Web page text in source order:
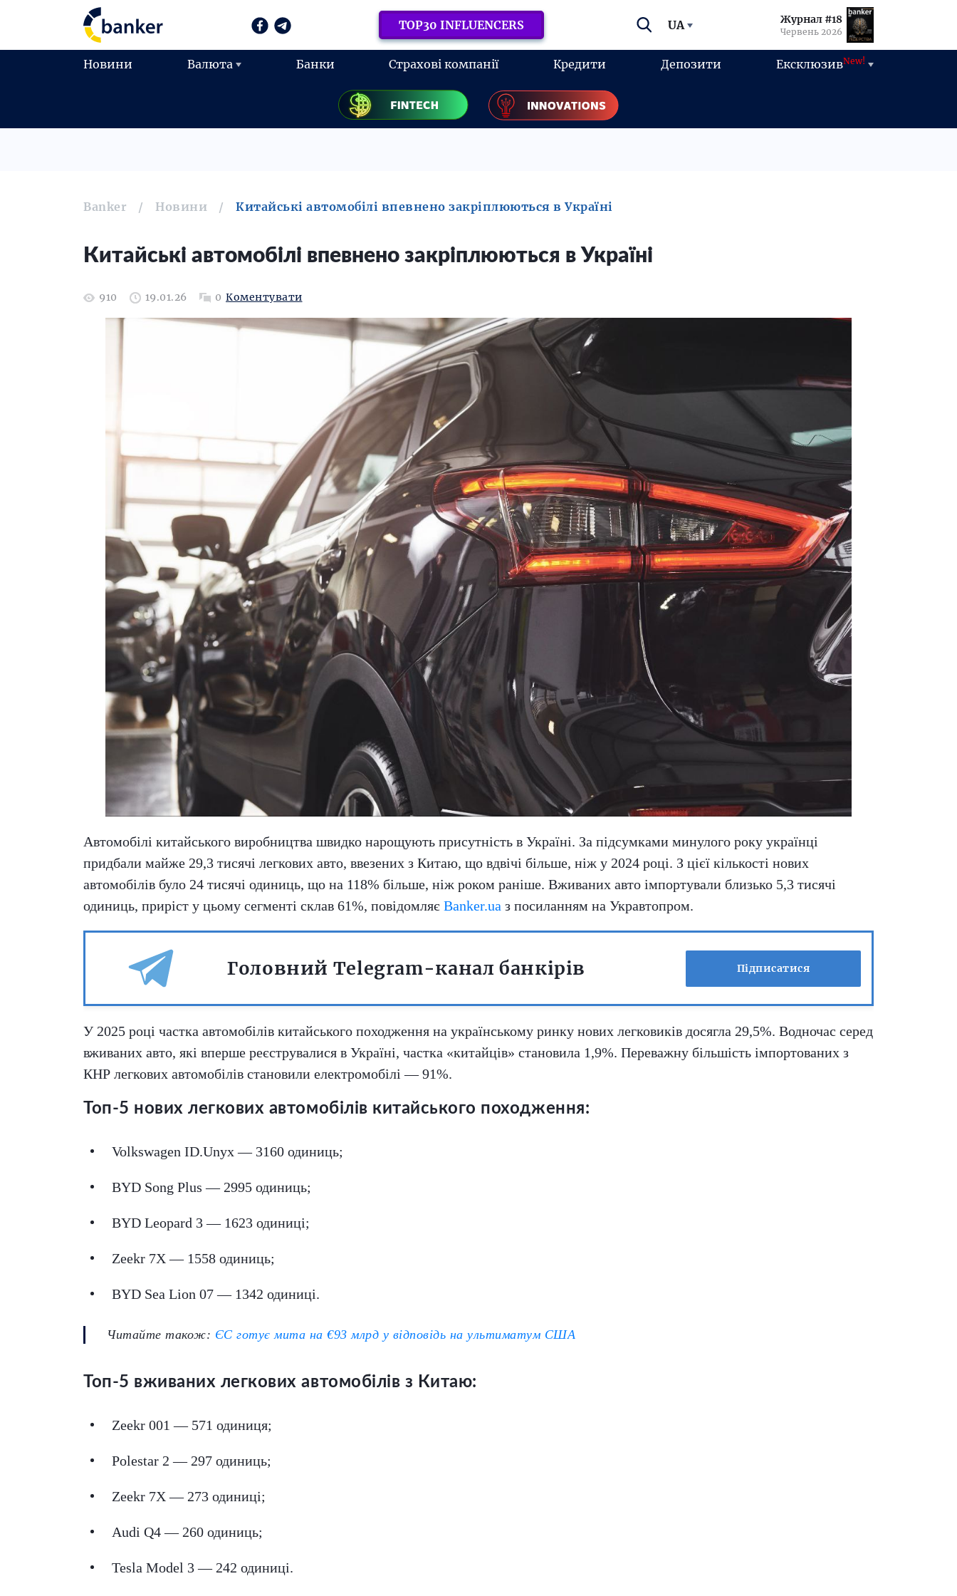
TOP30 INFLUENCERS UA Журнал #18
Червень 2026
Новини Валюта Банки Страхові компанії Кредити Депозити ЕксклюзивNew!
Banker Новини Китайські автомобілі впевнено закріплюються в Україні
Китайські автомобілі впевнено закріплюються в Україні
910 19.01.26 0 Коментувати
Автомобілі китайського виробництва швидко нарощують присутність в Україні. За підсумками минулого року українці
придбали майже 29,3 тисячі легкових авто, ввезених з Китаю, що вдвічі більше, ніж у 2024 році. З цієї кількості нових
автомобілів було 24 тисячі одиниць, що на 118% більше, ніж роком раніше. Вживаних авто імпортували близько 5,3 тисячі
одиниць, приріст у цьому сегменті склав 61%, повідомляє Banker.ua з посиланням на Укравтопром.
Головний Telegram-канал банкірів Підписатися
У 2025 році частка автомобілів китайського походження на українському ринку нових легковиків досягла 29,5%. Водночас серед
вживаних авто, які вперше реєструвалися в Україні, частка «китайців» становила 1,9%. Переважну більшість імпортованих з
КНР легкових автомобілів становили електромобілі — 91%.
Топ-5 нових легкових автомобілів китайського походження:
Volkswagen ID.Unyx — 3160 одиниць;
BYD Song Plus — 2995 одиниць;
BYD Leopard 3 — 1623 одиниці;
Zeekr 7X — 1558 одиниць;
BYD Sea Lion 07 — 1342 одиниці.
Читайте також: ЄС готує мита на €93 млрд у відповідь на ультиматум США
Топ-5 вживаних легкових автомобілів з Китаю:
Zeekr 001 — 571 одиниця;
Polestar 2 — 297 одиниць;
Zeekr 7X — 273 одиниці;
Audi Q4 — 260 одиниць;
Tesla Model 3 — 242 одиниці.